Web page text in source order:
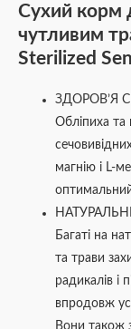
Сухий корм
чутливим
Sterilized
ЗДОРОВ’Я
Обліпиха та
магнію і L-
оптимальний
Багаті на
та трави
радикалів і
впродовж
Вони також